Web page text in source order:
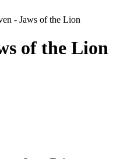
- Jaws of the Lion
of the Lion